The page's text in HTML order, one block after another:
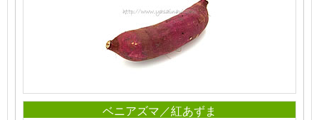
ベニアズマ／紅あずま